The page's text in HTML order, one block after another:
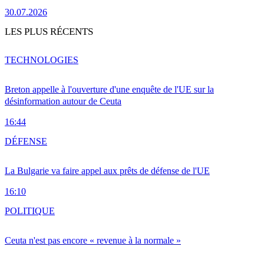
30.07.2026
LES PLUS RÉCENTS
Breton appelle à l'ouverture d'une enquête de l'UE sur la
désinformation autour de Ceuta
16:44
TECHNOLOGIES
La Bulgarie va faire appel aux prêts de défense de l'UE
16:10
DÉFENSE
Ceuta n'est pas encore « revenue à la normale »
POLITIQUE